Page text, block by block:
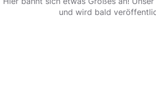
und wird bald